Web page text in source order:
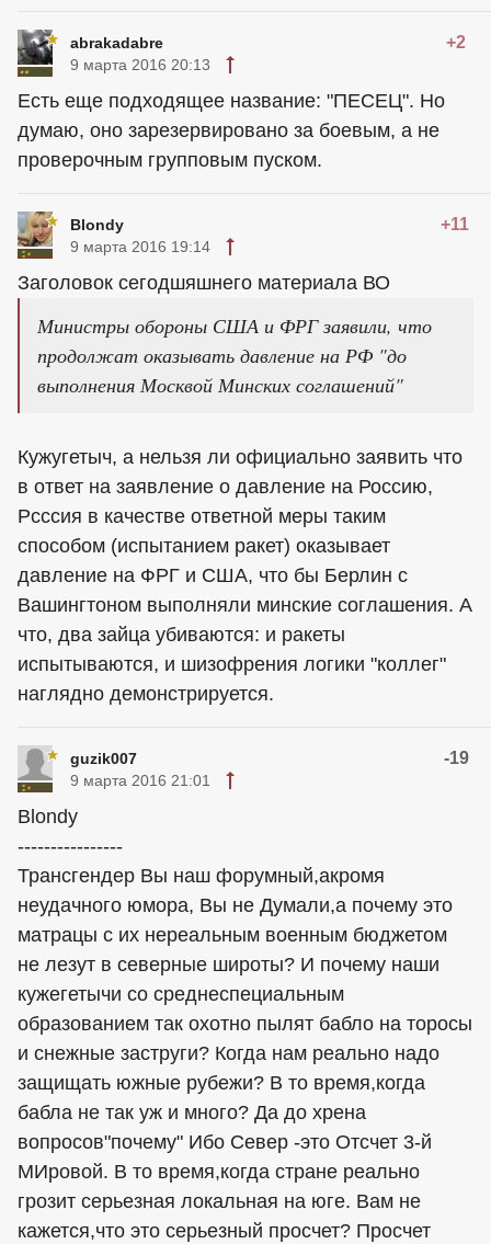
abrakadabre +2
9 марта 2016 20:13
Есть еще подходящее название: "ПЕСЕЦ". Но
думаю, оно зарезервировано за боевым, а не
проверочным групповым пуском.
Blondy +11
9 марта 2016 19:14
Заголовок сегодшяшнего материала ВО
Министры обороны США и ФРГ заявили, что
продолжат оказывать давление на РФ "до
выполнения Москвой Минских соглашений"
Кужугетыч, а нельзя ли официально заявить что
в ответ на заявление о давление на Россию,
Рсссия в качестве ответной меры таким
способом (испытанием ракет) оказывает
давление на ФРГ и США, что бы Берлин с
Вашингтоном выполняли минские соглашения. А
что, два зайца убиваются: и ракеты
испытываются, и шизофрения логики "коллег"
наглядно демонстрируется.
guzik007 -19
9 марта 2016 21:01
Blondy
----------------
Трансгендер Вы наш форумный,акромя
неудачного юмора, Вы не Думали,а почему это
матрацы с их нереальным военным бюджетом
не лезут в северные широты? И почему наши
кужегетычи со среднеспециальным
образованием так охотно пылят бабло на торосы
и снежные заструги? Когда нам реально надо
защищать южные рубежи? В то время,когда
бабла не так уж и много? Да до хрена
вопросов"почему" Ибо Север -это Отсчет 3-й
МИровой. В то время,когда стране реально
грозит серьезная локальная на юге. Вам не
кажется,что это серьезный просчет? Просчет